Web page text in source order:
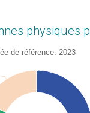
physiques
de référence: 2023